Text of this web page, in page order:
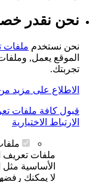
نحن نقدر
نحن نستخدم ملفات
الموقع يعمل,
تجربتك.
الاطلاع على مزيد
قبول كافة ملفات
الارتباط الاختيارية
ملفات تعريف
الأساسية مثل
لا يمكنك